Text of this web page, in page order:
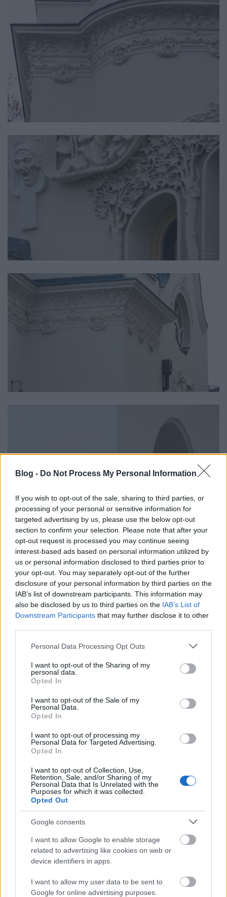
Blog - Do Not Process My Personal Information
If you wish to opt-out of the sale, sharing to third parties, or
processing of your personal or sensitive information for
targeted advertising by us, please use the below opt-out
section to confirm your selection. Please note that after your
opt-out request is processed you may continue seeing
interest-based ads based on personal information utilized by
us or personal information disclosed to third parties prior to
your opt-out. You may separately opt-out of the further
disclosure of your personal information by third parties on the
IAB’s list of downstream participants. This information may
also be disclosed by us to third parties on the IAB’s List of
Downstream Participants that may further disclose it to other
Please note that this website/app uses one or more Google
not limited to your visit or usage behaviour. You may click to
grant or deny consent to Google and its third-party tags to
use your data for below specified purposes in below Google
consent section.
Personal Data Processing Opt Outs
I want to opt-out of the Sharing of my
personal data.
Opted In
I want to opt-out of the Sale of my
Personal Data.
Opted In
I want to opt-out of processing my
Personal Data for Targeted Advertising.
Opted In
I want to opt-out of Collection, Use,
Retention, Sale, and/or Sharing of my
Personal Data that Is Unrelated with the
Purposes for which it was collected.
Opted Out
Google consents
I want to allow Google to enable storage
related to advertising like cookies on web or
device identifiers in apps.
I want to allow my user data to be sent to
Google for online advertising purposes.